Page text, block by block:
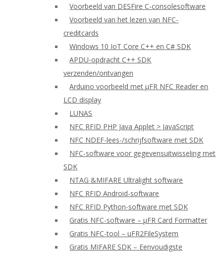
Voorbeeld van DESFire C-consolesoftware
Voorbeeld van het lezen van NFC-
creditcards
Windows 10 IoT Core C++ en C# SDK
APDU-opdracht C++ SDK
verzenden/ontvangen
Arduino voorbeeld met μFR NFC Reader en
LCD display
LUNAS
NFC RFID PHP Java Applet > JavaScript
NFC NDEF-lees-/schrijfsoftware met SDK
NFC-software voor gegevensuitwisseling met
SDK
NTAG &MIFARE Ultralight software
NFC RFID Android-software
NFC RFID Python-software met SDK
Gratis NFC-software – μFR Card Formatter
Gratis NFC-tool – uFR2FileSystem
Gratis MIFARE SDK – Eenvoudigste